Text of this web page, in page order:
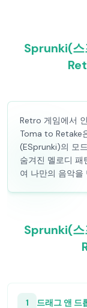
Sprunki(
Retro 게임에서
Toma to Retake
(ESprunki)의 모
숨겨진 멜로디 패
여 나만의 음악을
Sprunki(
1 드래그 앤 드